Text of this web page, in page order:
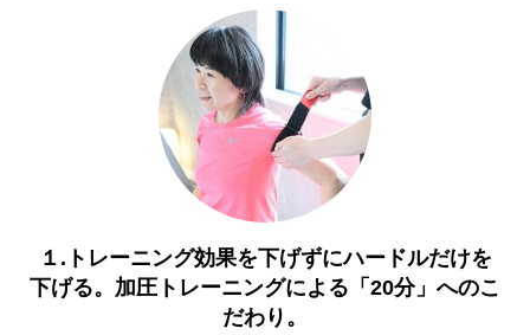
１.トレーニング効果を下げずにハードルだけを
下げる。加圧トレーニングによる「20分」へのこ
だわり。